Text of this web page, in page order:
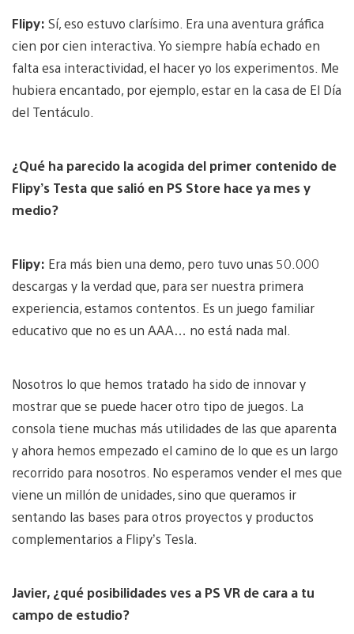
Flipy: Sí, eso estuvo clarísimo. Era una aventura gráfica
cien por cien interactiva. Yo siempre había echado en
falta esa interactividad, el hacer yo los experimentos. Me
hubiera encantado, por ejemplo, estar en la casa de El Día
del Tentáculo.
¿Qué ha parecido la acogida del primer contenido de
Flipy’s Testa que salió en PS Store hace ya mes y
medio?
Flipy: Era más bien una demo, pero tuvo unas 50.000
descargas y la verdad que, para ser nuestra primera
experiencia, estamos contentos. Es un juego familiar
educativo que no es un AAA… no está nada mal.
Nosotros lo que hemos tratado ha sido de innovar y
mostrar que se puede hacer otro tipo de juegos. La
consola tiene muchas más utilidades de las que aparenta
y ahora hemos empezado el camino de lo que es un largo
recorrido para nosotros. No esperamos vender el mes que
viene un millón de unidades, sino que queramos ir
sentando las bases para otros proyectos y productos
complementarios a Flipy’s Tesla.
Javier, ¿qué posibilidades ves a PS VR de cara a tu
campo de estudio?